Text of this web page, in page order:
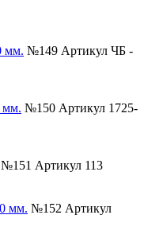
№149 Артикул ЧБ -
№150 Артикул 1725-
№151 Артикул 113
№152 Артикул